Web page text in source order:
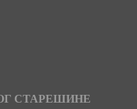
СТАРЕШИНЕ